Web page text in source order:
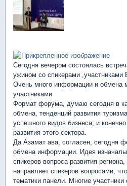
Сегодня вечером состоялась
ужином со спикерами
Очень много информации и обмена
участниками
Формат форума, думаю сегодня в
обмена, тенденций развития
успешного видов бизнеса, и
развития этого сектора.
Да Азамат ава, согласен, сегодня
обмена информации. Идея
спикеров вопроса развития
направляет спикеров вопросами,
тематики панели. Многие участники